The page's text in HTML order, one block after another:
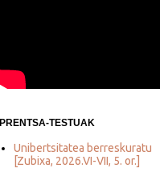
PRENTSA-TESTUAK
Unibertsitatea berreskuratu
[Zubixa, 2026.VI-VII, 5. or.]